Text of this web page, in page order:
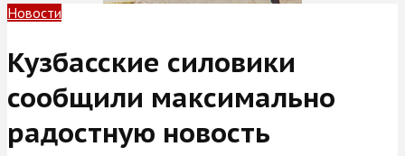
Новости
Кузбасские силовики
сообщили максимально
радостную новость